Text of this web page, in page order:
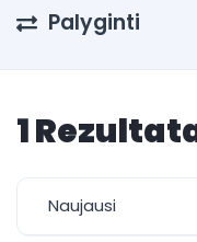
Palyginti
1
Naujausi